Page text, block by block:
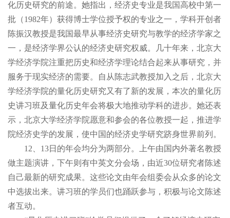
化历史研究的前途。她指出，经济史专业是我国高校中第一
批（1982年）获得博士学位授予权的专业之一，学科开创者
陈振汉教授是我国最早从事经济史研究与教学的经济学家之
一，是经济学界公认的经济史研究权威。几十年来，北京大
学经济学院注重把历史和经济学理论结合起来从事研究，并
服务于现实经济的需要。自从陈志武教授加入之后，北京大
学经济学院的量化历史研究又有了新的发展，本次的量化历
史讲习班及量化历史年会将极大地推动学科的进步。她还表
示，北京大学经济学院愿意和参会的各位教授一起，推进学
院经济史学的发展，使中国的经济史学研究跻身世界前列。
12、13日的年会均分为两部分。上午由国内外著名教授
做主题演讲，下午则有中英文分会场，由近30位研究者陈述
自己最新的研究成果。这些论文由年会组委会从众多的论文
中选拔出来。讲习班的学员们也踊跃参与，积极与论文陈述
者互动。